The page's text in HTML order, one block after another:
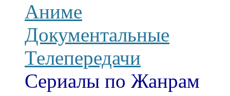
Аниме
Документальные
Телепередачи
Сериалы по Жанрам